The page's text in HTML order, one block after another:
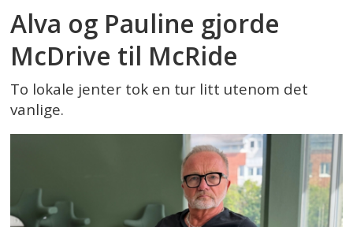
Alva og Pauline gjorde
McDrive til McRide
To lokale jenter tok en tur litt utenom det
vanlige.